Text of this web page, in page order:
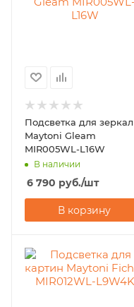
Подсветка для зеркал
Maytoni Gleam
MIR005WL-L16W
В наличии
6 790 руб./шт
В корзину